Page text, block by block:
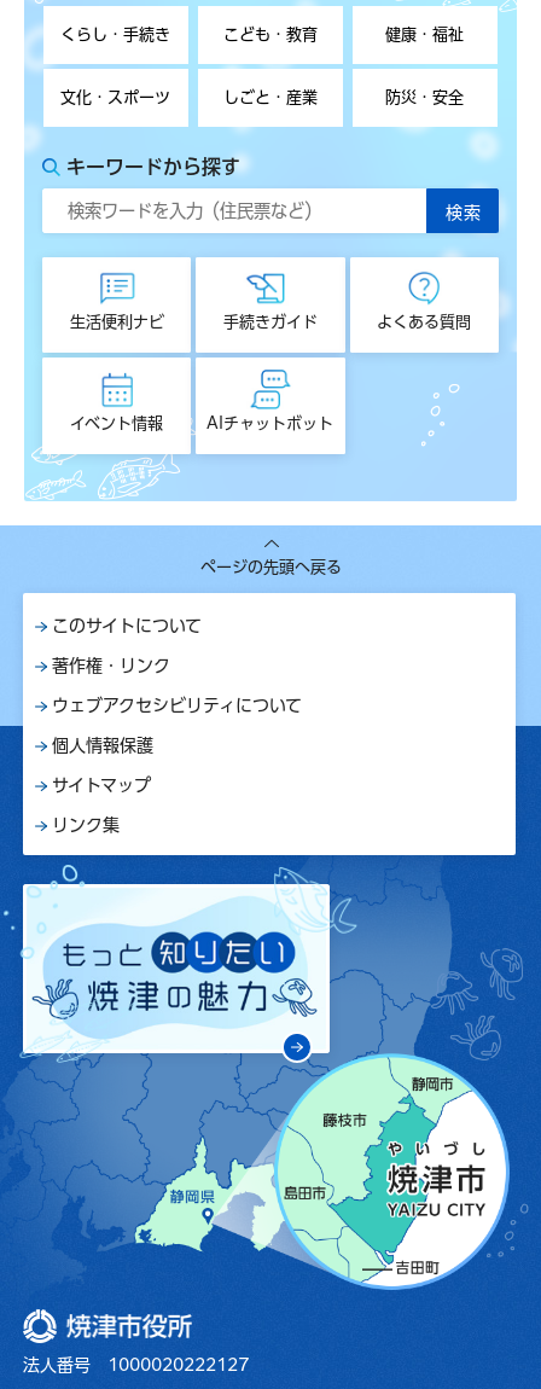
くらし・手続き こども・教育 健康・福祉
文化・スポーツ しごと・産業 防災・安全
キーワードから探す
生活便利ナビ 手続きガイド よくある質問
イベント情報 AIチャットボット
ページの先頭へ戻る
このサイトについて
著作権・リンク
ウェブアクセシビリティについて
個人情報保護
サイトマップ
リンク集
焼津市役所
法人番号 1000020222127